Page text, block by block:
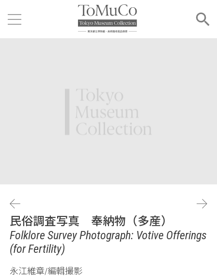
民俗調査写真 奉納物（多産）
Folklore Survey Photograph: Votive Offerings
(for Fertility)
永江維章/編輯撮影